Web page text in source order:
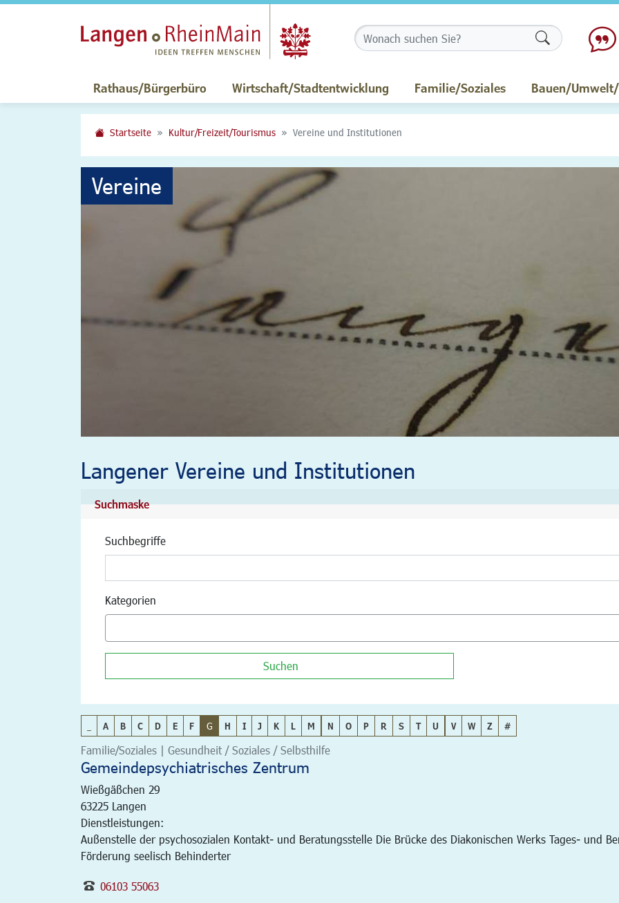
Rathaus/Bürgerbüro Wirtschaft/Stadtentwicklung Familie/Soziales Bauen/
Startseite Kultur/Freizeit/Tourismus Vereine und Institutionen
Vereine
Langener Vereine und Institutionen
Suchmaske
Suchbegriffe
Kategorien
Suchen
A B C D E F G H I J K L M N O P R S T U V W Z #
Familie/Soziales | Gesundheit / Soziales / Selbsthilfe
Gemeindepsychiatrisches Zentrum
Wießgäßchen 29
63225 Langen
Dienstleistungen:
Außenstelle der psychosozialen Kontakt- und Beratungsstelle Die Brücke des Diakonischen Werks Tages- und
Förderung seelisch Behinderter
06103 55063